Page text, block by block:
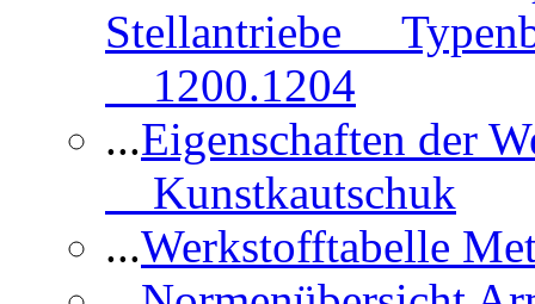
Stellantriebe
1200.1204
...Eigenschaften der
Kunstkautschuk
...Werkstofftabelle